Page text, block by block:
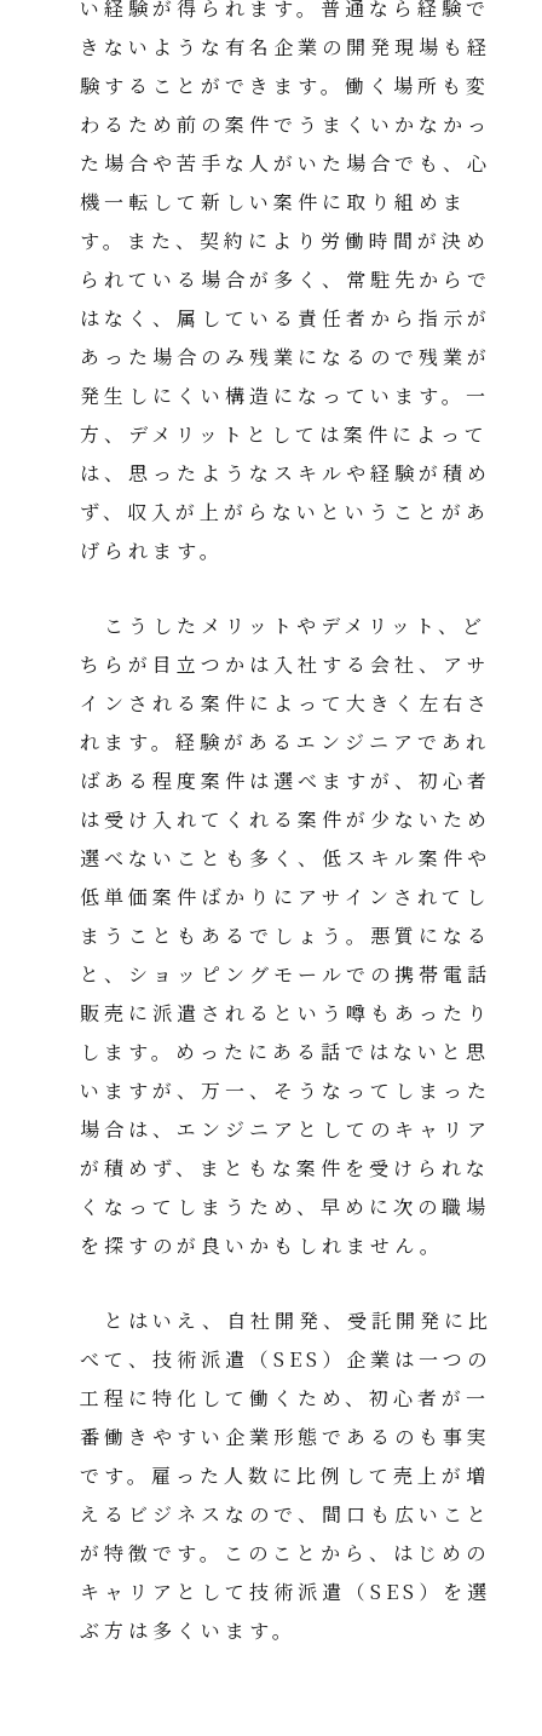
い経験が得られます。普通なら経験で
きないような有名企業の開発現場も経
験することができます。働く場所も変
わるため前の案件でうまくいかなかっ
た場合や苦手な人がいた場合でも、心
機一転して新しい案件に取り組めま
す。また、契約により労働時間が決め
られている場合が多く、常駐先からで
はなく、属している責任者から指示が
あった場合のみ残業になるので残業が
発生しにくい構造になっています。一
方、デメリットとしては案件によって
は、思ったようなスキルや経験が積め
ず、収入が上がらないということがあ
げられます。
こうしたメリットやデメリット、ど
ちらが目立つかは入社する会社、アサ
インされる案件によって大きく左右さ
れます。経験があるエンジニアであれ
ばある程度案件は選べますが、初心者
は受け入れてくれる案件が少ないため
選べないことも多く、低スキル案件や
低単価案件ばかりにアサインされてし
まうこともあるでしょう。悪質になる
と、ショッピングモールでの携帯電話
販売に派遣されるという噂もあったり
します。めったにある話ではないと思
いますが、万一、そうなってしまった
場合は、エンジニアとしてのキャリア
が積めず、まともな案件を受けられな
くなってしまうため、早めに次の職場
を探すのが良いかもしれません。
とはいえ、自社開発、受託開発に比
べて、技術派遣（SES）企業は一つの
工程に特化して働くため、初心者が一
番働きやすい企業形態であるのも事実
です。雇った人数に比例して売上が増
えるビジネスなので、間口も広いこと
が特徴です。このことから、はじめの
キャリアとして技術派遣（SES）を選
ぶ方は多くいます。